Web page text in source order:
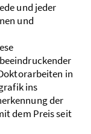
und jeder
und
in
ins
der
dem Preis seit